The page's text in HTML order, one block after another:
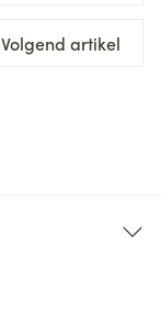
Volgend artikel